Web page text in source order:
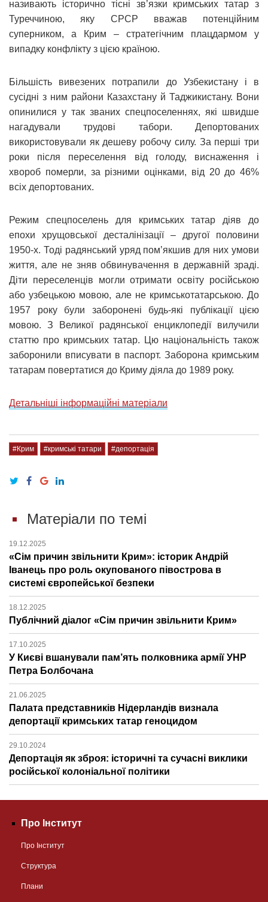
називають історично тісні зв’язки кримських татар з
Туреччиною, яку СРСР вважав потенційним
суперником, а Крим – стратегічним плацдармом у
випадку конфлікту з цією країною.
Більшість вивезених потрапили до Узбекистану і в
сусідні з ним райони Казахстану й Таджикистану. Вони
опинилися у так званих спецпоселеннях, які швидше
нагадували трудові табори. Депортованих
використовували як дешеву робочу силу. За перші три
роки після переселення від голоду, виснаження і
хвороб померли, за різними оцінками, від 20 до 46%
всіх депортованих.
Режим спецпоселень для кримських татар діяв до
епохи хрущовської десталінізації – другої половини
1950-х. Тоді радянський уряд пом’якшив для них умови
життя, але не зняв обвинувачення в державній зраді.
Діти переселенців могли отримати освіту російською
або узбецькою мовою, але не кримськотатарською. До
1957 року були заборонені будь-які публікації цією
мовою. З Великої радянської енциклопедії вилучили
статтю про кримських татар. Цю національність також
заборонили вписувати в паспорт. Заборона кримським
татарам повертатися до Криму діяла до 1989 року.
Детальніші інформаційні матеріали
#Крим #кримські татари #депортація
Матеріали по темі
19.12.2025
«Сім причин звільнити Крим»: історик Андрій
Іванець про роль окупованого півострова в
системі європейської безпеки
18.12.2025
Публічний діалог «Сім причин звільнити Крим»
17.10.2025
У Києві вшанували пам’ять полковника армії УНР
Петра Болбочана
21.06.2025
Палата представників Нідерландів визнала
депортації кримських татар геноцидом
29.10.2024
Депортація як зброя: історичні та сучасні виклики
російської колоніальної політики
Про Інститут
Про Інститут
Структура
Плани